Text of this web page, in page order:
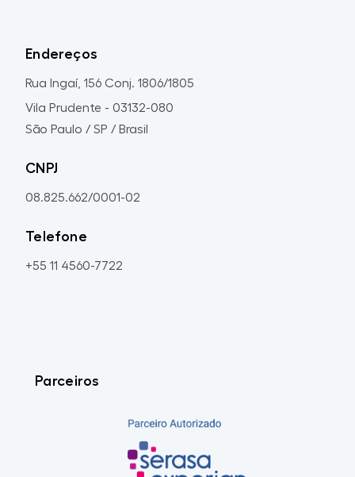
Endereços
Rua Ingaí, 156 Conj. 1806/1805
Vila Prudente - 03132-080
São Paulo / SP / Brasil
CNPJ
08.825.662/0001-02
Telefone
+55 11 4560-7722
Parceiros